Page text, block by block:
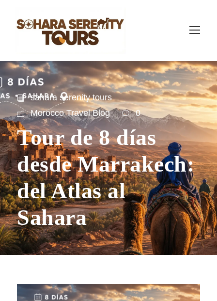
sahara serenity tours
Morocco Travel Blog
0
Tour de 8 días
desde Marrakech:
del Atlas al
Sahara